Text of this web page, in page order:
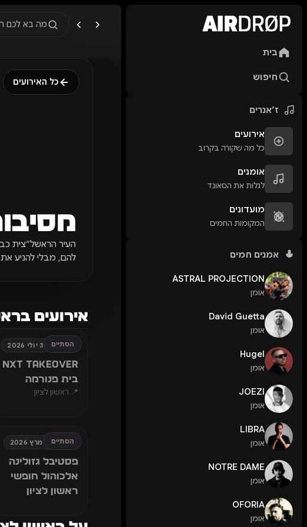
בית
חיפוש
ז׳אנרים
אירועים
כל מה שקורה בקרוב
אומנים
לגלות את הסאונד
מועדונים
המקומות החמים
אמנים חמים
ASTRAL PROJECTION
אומן
David Guetta
אומן
Hugel
אומן
JOEZI
אומן
LIBRA
אומן
NOTRE DAME
אומן
OFORIA
אומן
מה בא לכם
כל האירועים
העיר הראשל״צית
להם, מבלי להניע את
אירועים
הסתיים
חמישי, 30 יולי 2026
NXT TAKEOVER
בית פנורמה
📍 ראשון לציון
הסתיים
חמישי, 5 מרץ 2026
פסטיבל גזולינה
אלכוהול חופשי
ראשון לציון
פסטיבלים
טיפ: אפשר להקליד שם אומן, עיר, תאריך או